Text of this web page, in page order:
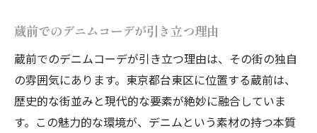
デニムが映し出す蔵前の魅力的な街並み
大人ファッションの極み蔵前でデニムスタイル
を再発見
大人のデニムスタイルを再定義する
蔵前でデニムが映し出す大人の魅力
蔵前でのデニムコーデが引き立つ理由
蔵前でのデニムコーデが引き立つ理由は、その街の独自
の雰囲気にあります。東京都台東区に位置する蔵前は、
歴史的な街並みと現代的な要素が絶妙に融合していま
す。この魅力的な環境が、デニムという素材の持つ本質